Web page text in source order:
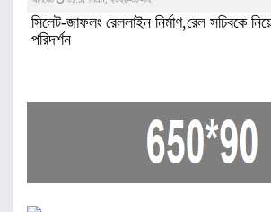
সিলেট-জাফলং রেললাইন নির্মাণ,রেল সচিবকে
পরিদর্শন